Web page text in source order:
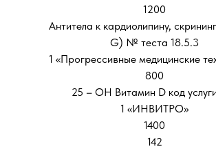
1200
Антитела к кардиолипину,
G) № теста 18.5.3
1 «Прогрессивные медицинские
800
25 – ОН Витамин D код
1 «ИНВИТРО»
1400
142